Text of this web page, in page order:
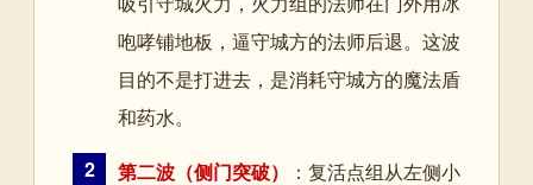
咆哮铺地板，逼守城方的法师后退。这波
目的不是打进去，是消耗守城方的魔法盾
和药水。
2
第二波（侧门突破） ：复活点组从左侧小